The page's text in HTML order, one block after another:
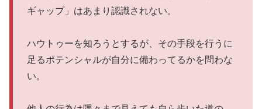
ギャップ」はあまり認識されない。
ハウトゥーを知ろうとするが、その手段を行うに
足るポテンシャルが自分に備わってるかを問わな
い。